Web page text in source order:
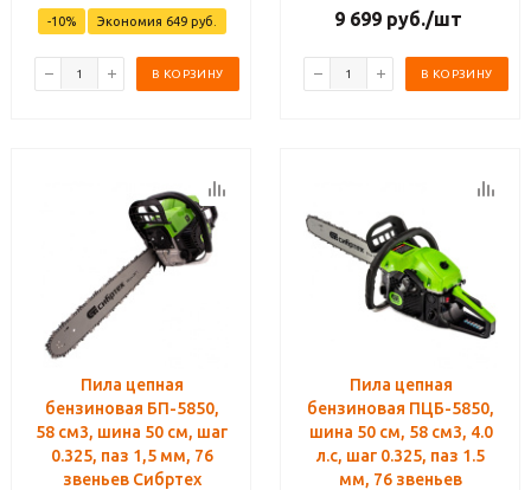
-10% Экономия 649руб.
В КОРЗИНУ
9 699 руб./шт
В КОРЗИНУ
Пила цепная
бензиновая БП-5850,
58 см3, шина 50 см, шаг
0.325, паз 1,5 мм, 76
звеньев Сибртех
Пила цепная
бензиновая ПЦБ-5850,
шина 50 см, 58 см3, 4.0
л.с, шаг 0.325, паз 1.5
мм, 76 звеньев